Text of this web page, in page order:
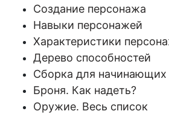
Создание персонажа
Навыки персонажей
Характеристики
Дерево способностей
Сборка для начинающих
Броня. Как надеть?
Оружие. Весь список